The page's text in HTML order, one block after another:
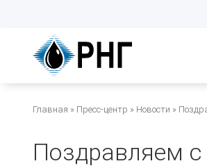
основному
содержанию
Строка
навигации
Главная Пресс-центр Новости
Поздравляем